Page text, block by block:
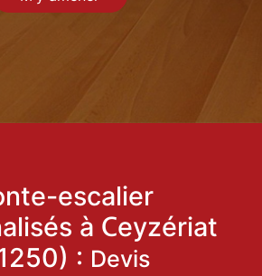
escalier
à Ceyzériat
: Devis